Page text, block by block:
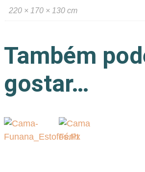
220 × 170 × 130 cm
Também
gostar…